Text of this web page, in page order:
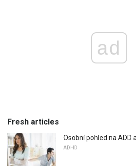
ad
Fresh articles
Osobní pohled na ADD
ADHD